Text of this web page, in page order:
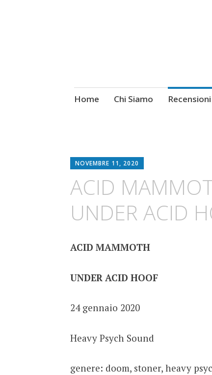
Skip
Home Chi Siamo
NOVEMBRE 11, 2020
ACID
UNDER ACID
ACID MAMMOTH
UNDER ACID HOOF
24 gennaio 2020
Heavy Psych Sound
genere: doom, stoner, heavy